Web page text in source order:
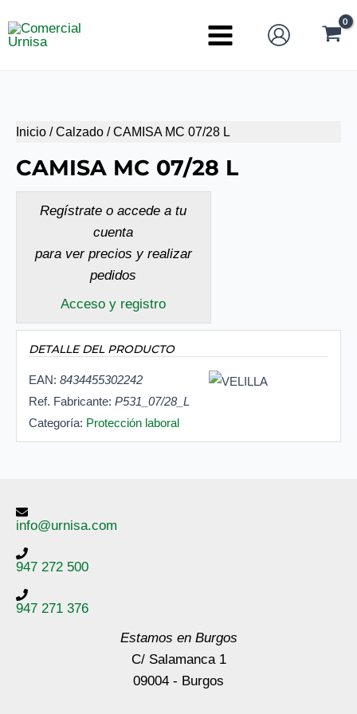
al
Main
Inicio /Calzado / CAMISA MC 07/28 L
CAMISA MC 07/28 L
Regístrate o accede a tu
cuenta
para ver precios y realizar
pedidos
Acceso y registro
DETALLE DEL PRODUCTO
EAN: 8434455302242
Ref. Fabricante: P531_07/28_L
Categoría: Protección laboral
info@urnisa.com
947 272 500
947 271 376
Estamos en Burgos
C/ Salamanca 1
09004 - Burgos